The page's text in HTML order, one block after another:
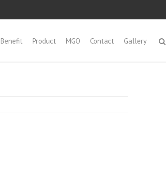
Benefit Product MGO Contact Gallery